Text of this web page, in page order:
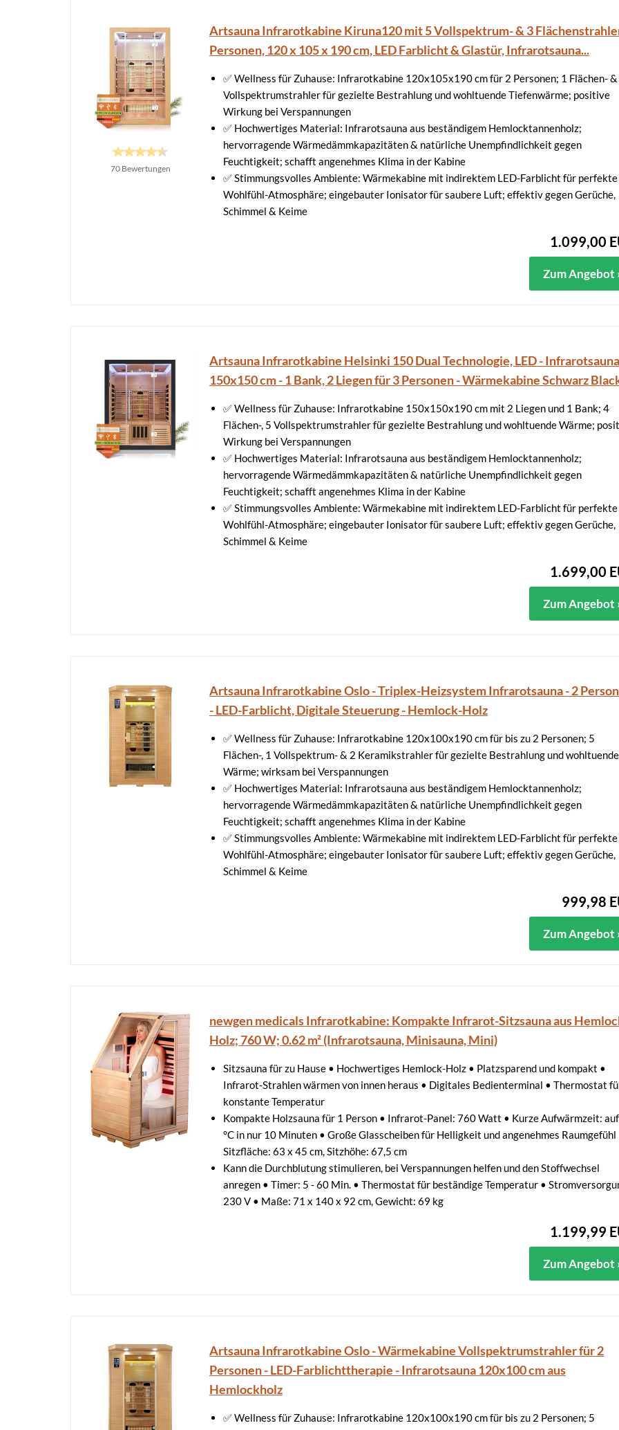
70 Bewertungen
Artsauna Infrarotkabine Kiruna120 mit 5 Vollspektrum- & 3
Personen, 120 x 105 x 190 cm, LED Farblicht & Glastür, Infrarotsauna...
✅ Wellness für Zuhause: Infrarotkabine 120x105x190 cm für 2 Personen; 1 Flächen- &
Vollspektrumstrahler für gezielte Bestrahlung und wohltuende Tiefenwärme; positive
Wirkung bei Verspannungen
✅ Hochwertiges Material: Infrarotsauna aus beständigem Hemlocktannenholz;
hervorragende Wärmedämmkapazitäten & natürliche Unempfindlichkeit gegen
Feuchtigkeit; schafft angenehmes Klima in der Kabine
✅ Stimmungsvolles Ambiente: Wärmekabine mit indirektem LED-Farblicht für perfekte
Wohlfühl-Atmosphäre; eingebauter Ionisator für saubere Luft; effektiv gegen Gerüche,
Schimmel & Keime
1.099,00
Zum Angebot
Artsauna Infrarotkabine Helsinki 150 Dual Technologie, LED - Infrarotsauna
150x150 cm - 1 Bank, 2 Liegen für 3 Personen - Wärmekabine Schwarz
✅ Wellness für Zuhause: Infrarotkabine 150x150x190 cm mit 2 Liegen und 1 Bank; 4
Flächen-, 5 Vollspektrumstrahler für gezielte Bestrahlung und wohltuende Wärme;
Wirkung bei Verspannungen
✅ Hochwertiges Material: Infrarotsauna aus beständigem Hemlocktannenholz;
hervorragende Wärmedämmkapazitäten & natürliche Unempfindlichkeit gegen
Feuchtigkeit; schafft angenehmes Klima in der Kabine
✅ Stimmungsvolles Ambiente: Wärmekabine mit indirektem LED-Farblicht für perfekte
Wohlfühl-Atmosphäre; eingebauter Ionisator für saubere Luft; effektiv gegen Gerüche,
Schimmel & Keime
1.699,00
Zum Angebot
Artsauna Infrarotkabine Oslo - Triplex-Heizsystem Infrarotsauna - 2
- LED-Farblicht, Digitale Steuerung - Hemlock-Holz
✅ Wellness für Zuhause: Infrarotkabine 120x100x190 cm für bis zu 2 Personen; 5
Flächen-, 1 Vollspektrum- & 2 Keramikstrahler für gezielte Bestrahlung und wohltuende
Wärme; wirksam bei Verspannungen
✅ Hochwertiges Material: Infrarotsauna aus beständigem Hemlocktannenholz;
hervorragende Wärmedämmkapazitäten & natürliche Unempfindlichkeit gegen
Feuchtigkeit; schafft angenehmes Klima in der Kabine
✅ Stimmungsvolles Ambiente: Wärmekabine mit indirektem LED-Farblicht für perfekte
Wohlfühl-Atmosphäre; eingebauter Ionisator für saubere Luft; effektiv gegen Gerüche,
Schimmel & Keime
999,98
Zum Angebot
newgen medicals Infrarotkabine: Kompakte Infrarot-Sitzsauna aus
Holz; 760 W; 0.62 m² (Infrarotsauna, Minisauna, Mini)
Sitzsauna für zu Hause • Hochwertiges Hemlock-Holz • Platzsparend und kompakt •
Infrarot-Strahlen wärmen von innen heraus • Digitales Bedienterminal • Thermostat
konstante Temperatur
Kompakte Holzsauna für 1 Person • Infrarot-Panel: 760 Watt • Kurze Aufwärmzeit:
°C in nur 10 Minuten • Große Glasscheiben für Helligkeit und angenehmes Raumgefühl
Sitzfläche: 63 x 45 cm, Sitzhöhe: 67,5 cm
Kann die Durchblutung stimulieren, bei Verspannungen helfen und den Stoffwechsel
anregen • Timer: 5 - 60 Min. • Thermostat für beständige Temperatur •
230 V • Maße: 71 x 140 x 92 cm, Gewicht: 69 kg
1.199,99
Zum Angebot
Artsauna Infrarotkabine Oslo - Wärmekabine Vollspektrumstrahler für 2
Personen - LED-Farblichttherapie - Infrarotsauna 120x100 cm aus
Hemlockholz
✅ Wellness für Zuhause: Infrarotkabine 120x100x190 cm für bis zu 2 Personen; 5